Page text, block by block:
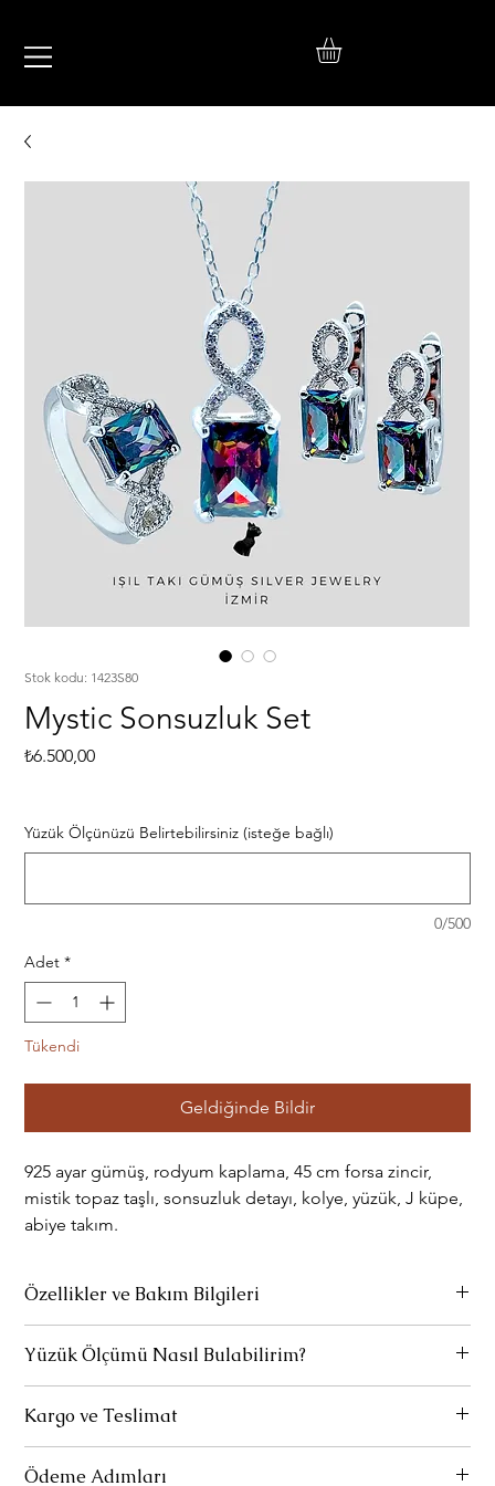
TAKI
Stok kodu: 1423S80
Mystic Sonsuzluk Set
₺6.500,00Fiyat
Yüzük Ölçünüzü Belirtebilirsiniz (isteğe bağlı)
0/500
Adet *
Tükendi
Geldiğinde Bildir
925 ayar gümüş, rodyum kaplama, 45 cm forsa zincir,
mistik topaz taşlı, sonsuzluk detayı, kolye, yüzük, J küpe,
abiye takım.
Özellikler ve Bakım Bilgileri
Parfüm ve deterjan gibi kimyasallarla temas etmediği sürece
rengini kaybetmez.
Uzun süre kullanılmadığında özel temizleme bezi ile hafifçe
silinerek bakım yapılabilir.
Yüzük Ölçümü Nasıl Bulabilirim?
kullandığınız bir yüzüğünüzün iç çapını ölçerek bulabilirsiniz.
Yüzük ölçünüzü nasıl bulacağınızı detaylı olarakburadan
inceleyebilirsiniz.
Kargo ve Teslimat
kargoya verilir. Bu aşamada, siparişlerinizin yola çıktığına dair
Ödeme Adımları